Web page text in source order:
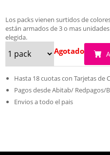
Los packs vienen surtidos de
están armados de 3 o mas
elegida.
Agotado
Hasta 18 cuotas con Tarjetas de
Pagos desde Abitab/ Redpagos/
Envios a todo el pais